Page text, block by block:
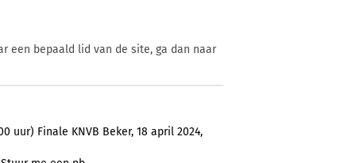
een bepaald lid van de site, ga dan naar
uur) Finale KNVB Beker, 18 april 2024,